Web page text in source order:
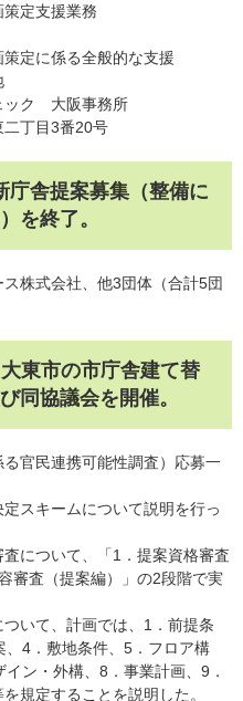
定支援業務
定に係る全般的な支援
ク 大阪事務所
丁目3番20号
舎提案募集（整備に
を終了。
株式会社、他3団体（合計5団
市の市庁舎建て替
同協議会を開催。
官民連携可能性調査）応募一
スキームについて説明を行っ
について、「1．提案資格審査
審査（提案編）」の2段階で実
いて、計画では、1．前提条
4．敷地条件、5．フロア構
ン・外構、8．事業計画、9．
規定することを説明した。